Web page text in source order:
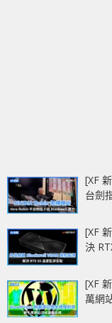
[XF
台劍
[XF
決
[XF
萬網